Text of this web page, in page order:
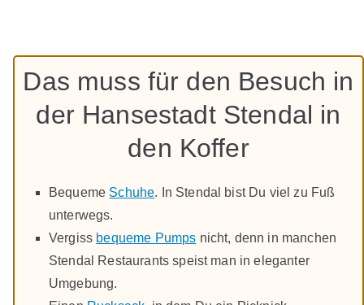
Das muss für den Besuch in
der Hansestadt Stendal in
den Koffer
Bequeme Schuhe. In Stendal bist Du viel zu Fuß
unterwegs.
Vergiss bequeme Pumps nicht, denn in manchen
Stendal Restaurants speist man in eleganter
Umgebung.